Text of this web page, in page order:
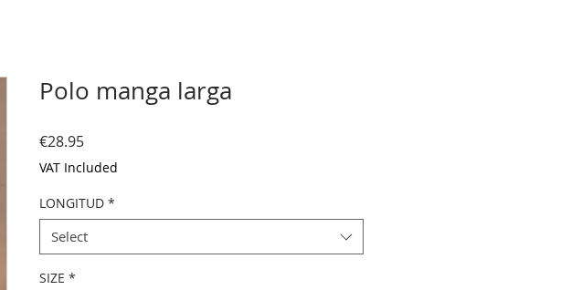
Polo manga larga
€28.95Price
VAT Included
LONGITUD *
Select
SIZE *